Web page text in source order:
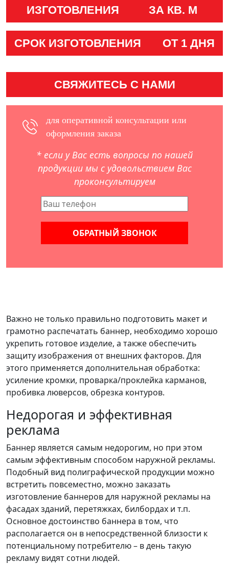
ИЗГОТОВЛЕНИЯ ЗА КВ. М
СРОК ИЗГОТОВЛЕНИЯ ОТ 1 ДНЯ
СВЯЖИТЕСЬ С НАМИ
для оперативной консультации или
оформления заказа
* если у Вас есть вопросы по нашей
продукции мы с удовольствием Вас
проконсультируем
Важно не только правильно подготовить макет и
грамотно распечатать баннер, необходимо хорошо
укрепить готовое изделие, а также обеспечить
защиту изображения от внешних факторов. Для
этого применяется дополнительная обработка:
усиление кромки, проварка/проклейка карманов,
пробивка люверсов, обрезка контуров.
Недорогая и эффективная
реклама
Баннер является самым недорогим, но при этом
самым эффективным способом наружной рекламы.
Подобный вид полиграфической продукции можно
встретить повсеместно, можно заказать
изготовление баннеров для наружной рекламы на
фасадах зданий, перетяжках, билбордах и т.п.
Основное достоинство баннера в том, что
располагается он в непосредственной близости к
потенциальному потребителю – в день такую
рекламу видят сотни людей.